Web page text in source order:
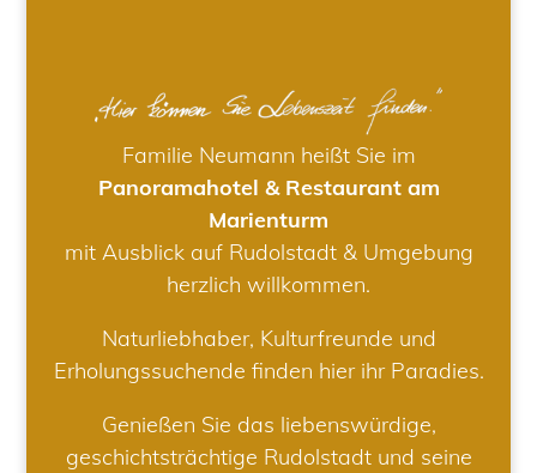
Familie Neumann heißt Sie im
Panoramahotel & Restaurant am
Marienturm
mit Ausblick auf Rudolstadt & Umgebung
herzlich willkommen.
Naturliebhaber, Kulturfreunde und
Erholungssuchende finden hier ihr Paradies.
Genießen Sie das liebenswürdige,
geschichtsträchtige Rudolstadt und seine